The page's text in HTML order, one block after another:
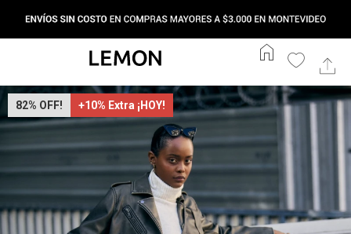
home
82 +10% Extra ¡HOY!